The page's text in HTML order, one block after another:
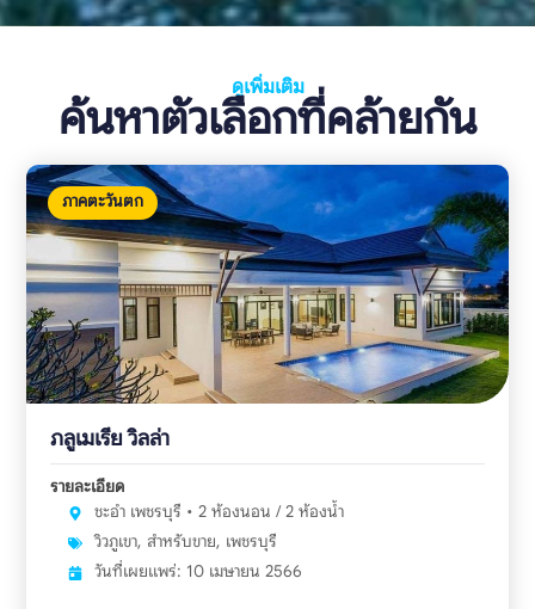
ดูเพิ่มเติม
ค้นหาตัวเลือกที่คล้ายกัน
ภาคตะวันตก
ภลูเมเรีย วิลล่า
รายละเอียด
ชะอำ เพชรบุรี • 2 ห้องนอน / 2 ห้องน้ำ
วิวภูเขา, สำหรับขาย, เพชรบุรี
วันที่เผยแพร่: 10 เมษายน 2566